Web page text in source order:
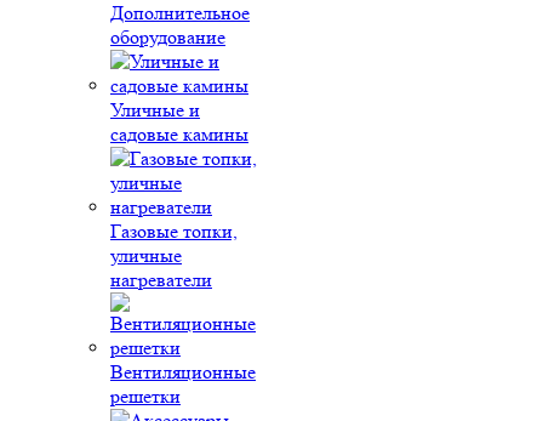
Дополнительное
оборудование
Уличные и
садовые камины
Газовые топки,
уличные
нагреватели
Вентиляционные
решетки